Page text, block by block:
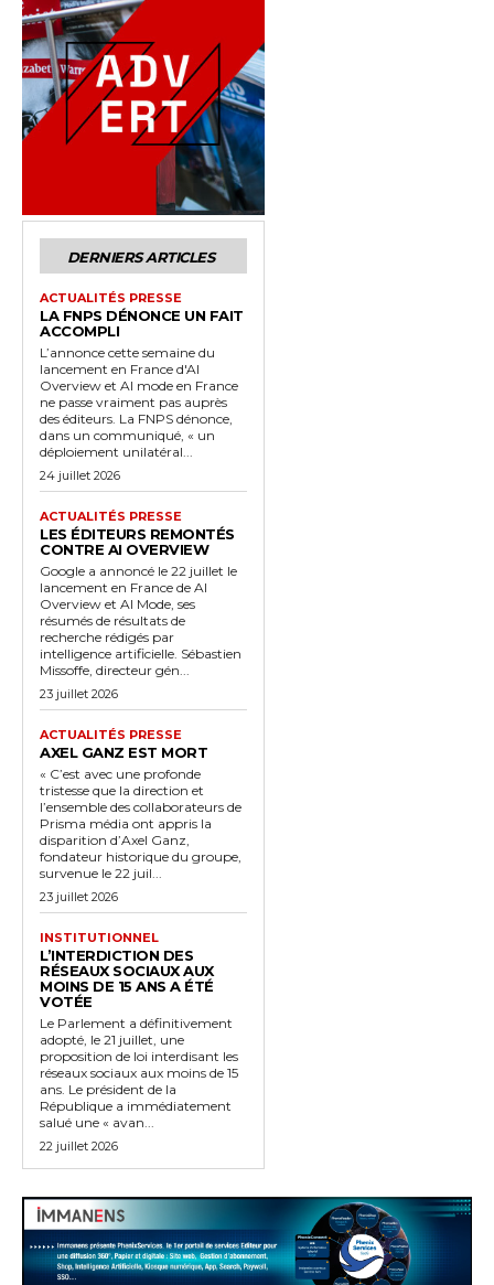
DERNIERS ARTICLES
ACTUALITÉS PRESSE
LA FNPS DÉNONCE UN FAIT
ACCOMPLI
L’annonce cette semaine du
lancement en France d'AI
Overview et AI mode en France
ne passe vraiment pas auprès
des éditeurs. La FNPS dénonce,
dans un communiqué, « un
déploiement unilatéral...
24 juillet 2026
ACTUALITÉS PRESSE
LES ÉDITEURS REMONTÉS
CONTRE AI OVERVIEW
Google a annoncé le 22 juillet le
lancement en France de AI
Overview et AI Mode, ses
résumés de résultats de
recherche rédigés par
intelligence artificielle. Sébastien
Missoffe, directeur gén...
23 juillet 2026
ACTUALITÉS PRESSE
AXEL GANZ EST MORT
« C’est avec une profonde
tristesse que la direction et
l’ensemble des collaborateurs de
Prisma média ont appris la
disparition d’Axel Ganz,
fondateur historique du groupe,
survenue le 22 juil...
23 juillet 2026
INSTITUTIONNEL
L’INTERDICTION DES
RÉSEAUX SOCIAUX AUX
MOINS DE 15 ANS A ÉTÉ
VOTÉE
Le Parlement a définitivement
adopté, le 21 juillet, une
proposition de loi interdisant les
réseaux sociaux aux moins de 15
ans. Le président de la
République a immédiatement
salué une « avan...
22 juillet 2026